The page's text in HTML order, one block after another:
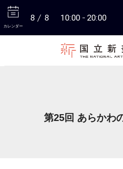
カレンダー
8 8 10:00 20:00
第25回 あらかわ